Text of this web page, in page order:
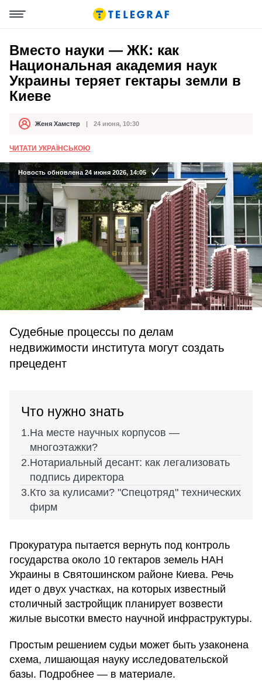
Вместо науки — ЖК: как
Национальная академия наук
Украины теряет гектары земли в
Киеве
АвторЖеня Хамстер
Дата публикации 24 июня, 10:30
ЧИТАТИ УКРАЇНСЬКОЮ
Новость обновлена 24 июня 2026, 14:05
Судебные процессы по делам
недвижимости института могут создать
прецедент
Что нужно знать
На месте научных корпусов —
многоэтажки?
Нотариальный десант: как легализовать
подпись директора
Кто за кулисами? "Спецотряд" технических
фирм
Прокуратура пытается вернуть под контроль
государства около 10 гектаров земель НАН
Украины в Святошинском районе Киева. Речь
идет о двух участках, на которых известный
столичный застройщик планирует возвести
жилые высотки вместо научной инфраструктуры.
Простым решением судьи может быть узаконена
схема, лишающая науку исследовательской
базы. Подробнее — в материале.